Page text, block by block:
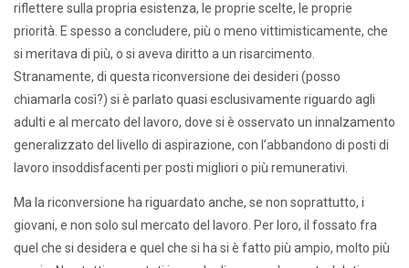
riflettere sulla propria esistenza, le proprie scelte, le proprie
priorità. E spesso a concludere, più o meno vittimisticamente, che
si meritava di più, o si aveva diritto a un risarcimento.
Stranamente, di questa riconversione dei desideri (posso
chiamarla così?) si è parlato quasi esclusivamente riguardo agli
adulti e al mercato del lavoro, dove si è osservato un innalzamento
generalizzato del livello di aspirazione, con l’abbandono di posti di
lavoro insoddisfacenti per posti migliori o più remunerativi.
Ma la riconversione ha riguardato anche, se non soprattutto, i
giovani, e non solo sul mercato del lavoro. Per loro, il fossato fra
quel che si desidera e quel che si ha si è fatto più ampio, molto più